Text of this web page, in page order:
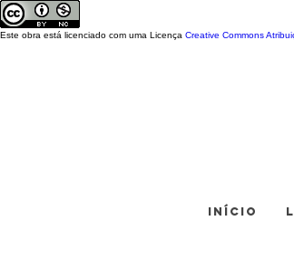
Este obra está licenciado com uma Licença Creative Commons
INÍCIO